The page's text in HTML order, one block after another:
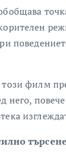
този филм
него,